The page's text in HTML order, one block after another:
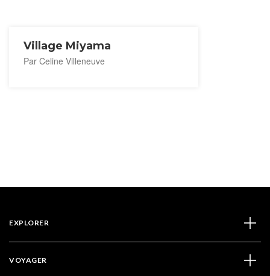
Village Miyama
Par Celine Villeneuve
EXPLORER
VOYAGER